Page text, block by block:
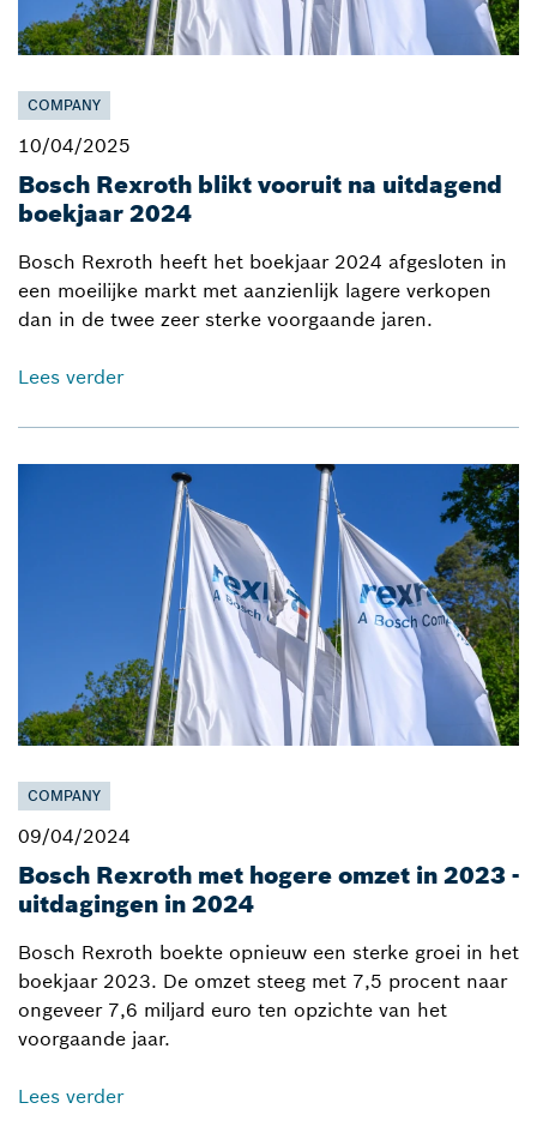
COMPANY
10/04/2025
Bosch Rexroth blikt vooruit na uitdagend
boekjaar 2024
Bosch Rexroth heeft het boekjaar 2024 afgesloten in
een moeilijke markt met aanzienlijk lagere verkopen
dan in de twee zeer sterke voorgaande jaren.
Lees verder
COMPANY
09/04/2024
Bosch Rexroth met hogere omzet in 2023 -
uitdagingen in 2024
Bosch Rexroth boekte opnieuw een sterke groei in het
boekjaar 2023. De omzet steeg met 7,5 procent naar
ongeveer 7,6 miljard euro ten opzichte van het
voorgaande jaar.
Lees verder